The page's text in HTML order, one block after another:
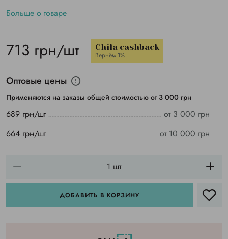
Больше о товаре
713 грн/шт Chila cashback
Вернём 1%
Оптовые цены
Применяются на заказы общей стоимостью от 3 000 грн
689 грн/шт
от 3 000 грн
664 грн/шт
от 10 000 грн
ДОБАВИТЬ В КОРЗИНУ